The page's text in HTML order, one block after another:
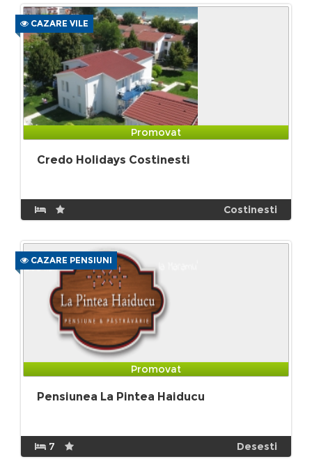
CAZARE VILE
Promovat
Credo Holidays Costinesti
Costinesti
CAZARE PENSIUNI
Promovat
Pensiunea La Pintea Haiducu
7 Desesti